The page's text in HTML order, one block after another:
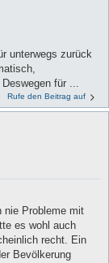
unterwegs zurück
für ...
Rufe den Beitrag auf
nie Probleme mit
es wohl auch
recht. Ein
Bevölkerung